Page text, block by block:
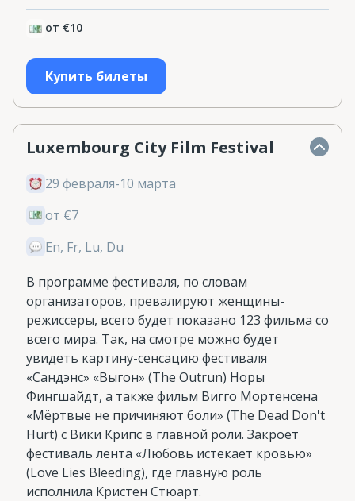
от €10
Купить билеты
Luxembourg City Film Festival
29 февраля-10 марта
от €7
En, Fr, Lu, Du
В программе фестиваля, по словам
организаторов, превалируют женщины-
режиссеры, всего будет показано 123 фильма со
всего мира. Так, на смотре можно будет
увидеть картину-сенсацию фестиваля
«Сандэнс» «Выгон» (The Outrun) Норы
Фингшайдт, а также фильм Вигго Мортенсена
«Мёртвые не причиняют боли» (The Dead Don't
Hurt) с Вики Крипс в главной роли. Закроет
фестиваль лента «Любовь истекает кровью»
(Love Lies Bleeding), где главную роль
исполнила Кристен Стюарт.